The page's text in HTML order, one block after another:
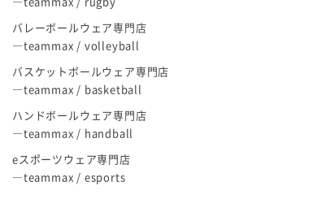
バレーボールウェア専門店
―teammax / volleyball
バスケットボールウェア専門店
―teammax / basketball
ハンドボールウェア専門店
―teammax / handball
eスポーツウェア専門店
―teammax / esports